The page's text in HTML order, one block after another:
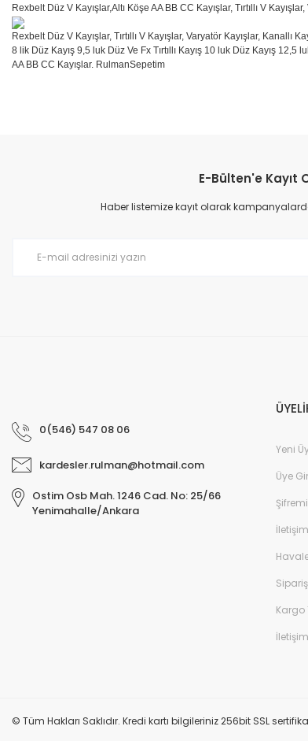
Rexbelt Düz V Kayışlar,Altı Köşe AA BB CC Kayışlar, Tırtıllı V
Rexbelt Düz V Kayışlar, Tırtıllı V Kayışlar, Varyatör Kayışlar, Kanallı
8 lik Düz Kayış 9,5 luk Düz Ve Fx Tırtıllı Kayış 10 luk Düz Kayış 12,5
AA BB CC Kayışlar. RulmanSepetim
Ürün resmi kalitesiz, bozuk veya görüntülenemiyor.
Ürün açıklamasında eksik bilgiler bulunuyor.
E-Bülten'e Kayıt
Haber listemize kayıt olarak
0(546) 547 08 06
kardesler.rulman@hotmail.com
Ostim Osb Mah. 1246 Cad. No: 25/66
Yenimahalle/Ankara
Yeni
Üye
Kargo
İletişim
© Tüm Hakları Saklıdır. Kredi kartı bilgileriniz 256bit SSL